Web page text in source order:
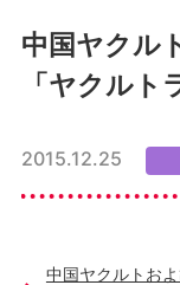
中国ヤクル
「ヤクルト
2015.12.25
中国ヤクルトお